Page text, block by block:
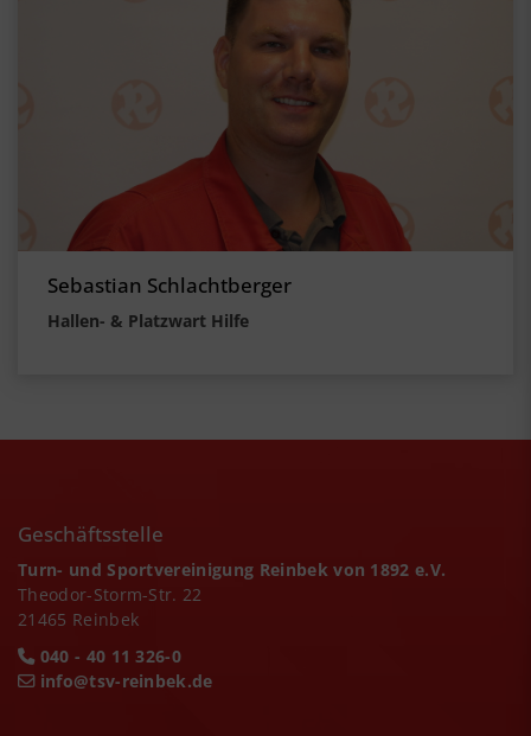
Sebastian Schlachtberger
Hallen- & Platzwart Hilfe
Geschäftsstelle
Turn- und Sportvereinigung Reinbek von 1892 e.V.
Theodor-Storm-Str. 22
21465 Reinbek
040 - 40 11 326-0
info@tsv-reinbek.de